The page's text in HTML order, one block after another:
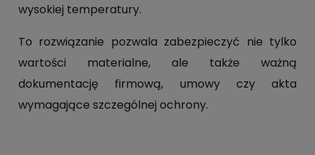
wysokiej temperatury.
To rozwiązanie pozwala zabezpieczyć nie tylko
wartości materialne, ale także ważną
dokumentację firmową, umowy czy akta
wymagające szczególnej ochrony.